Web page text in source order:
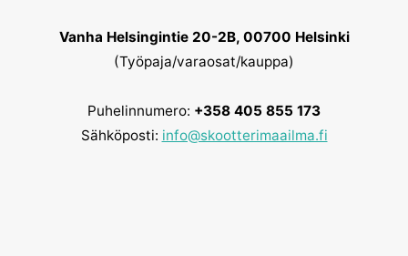
Vanha Helsingintie 20-2B, 00700 Helsinki
(Työpaja/varaosat/kauppa)
Puhelinnumero: +358 405 855 173
Sähköposti: info@skootterimaailma.fi